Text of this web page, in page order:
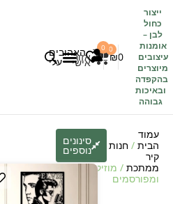
ייצור
כחול
לבן –
אומנות
עיצובים
מיוצרים
בהקפדה
ובאיכות
גבוהה
₪0
0 האהובים
עלי
0
אזור
אישי
עמוד
הבית / חנות /עיצובי
קיר
ממתכת / מוזיקאים
ומפורסמים
סינונים
נוספים